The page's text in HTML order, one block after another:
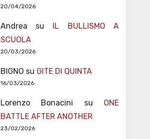
20/04/2026
Andrea su
IL BULLISMO A
SCUOLA
20/03/2026
BIGNO su GITE DI QUINTA
16/03/2026
Lorenzo Bonacini su ONE
BATTLE AFTER ANOTHER
23/02/2026